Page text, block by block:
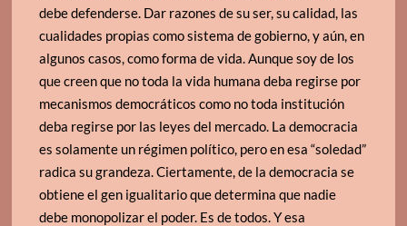
debe defenderse. Dar razones de su ser, su calidad, las
cualidades propias como sistema de gobierno, y aún, en
algunos casos, como forma de vida. Aunque soy de los
que creen que no toda la vida humana deba regirse por
mecanismos democráticos como no toda institución
deba regirse por las leyes del mercado. La democracia
es solamente un régimen político, pero en esa “soledad”
radica su grandeza. Ciertamente, de la democracia se
obtiene el gen igualitario que determina que nadie
debe monopolizar el poder. Es de todos. Y esa